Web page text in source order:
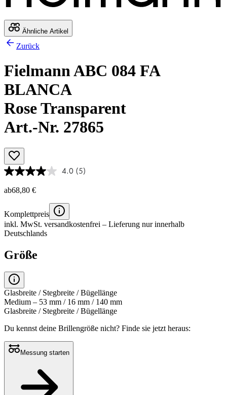
Ähnliche Artikel
Zurück
Fielmann ABC 084 FA
BLANCA
Rose Transparent
Art.-Nr. 27865
4.0 (5)
ab68,80 €
Komplettpreis
inkl. MwSt. versandkostenfrei – Lieferung nur innerhalb
Deutschlands
Größe
Glasbreite / Stegbreite / Bügellänge
Medium – 53 mm / 16 mm / 140 mm
Glasbreite / Stegbreite / Bügellänge
Du kennst deine Brillengröße nicht? Finde sie jetzt heraus:
Messung starten